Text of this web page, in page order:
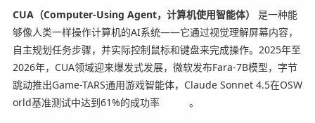
CUA（Computer-Using Agent，计算机使用智能体）
是一种能
够像人类一样操作计算机的AI系统——它通过视觉理解屏幕内容，
自主规划任务步骤，并实际控制鼠标和键盘来完成操作。2025年至
2026年，CUA领域迎来爆发式发展，微软发布Fara-7B模型，字节
跳动推出Game-TARS通用游戏智能体，Claude Sonnet 4.5在OSW
orld基准测试中达到61%的成功率
。